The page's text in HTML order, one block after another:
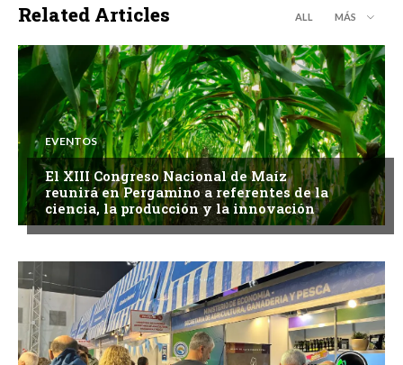
Related Articles ALL MÁS
EVENTOS
El XIII Congreso Nacional de Maíz
reunirá en Pergamino a referentes de la
ciencia, la producción y la innovación